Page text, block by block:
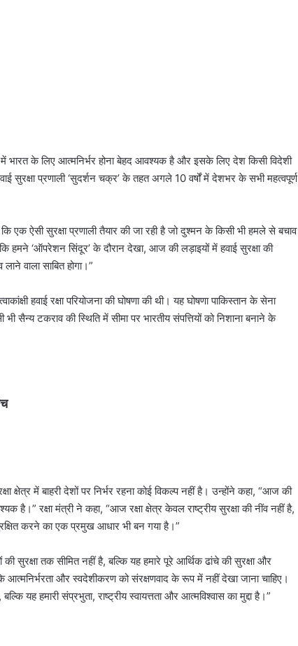
में भारत के लिए आत्मनिर्भर होना बेहद आवश्यक है और इसके लिए देश किसी विदेशी
सुरक्षा प्रणाली ‘सुदर्शन चक्र’ के तहत अगले 10 वर्षों में देशभर के सभी महत्वपूर्ण
ऐसी सुरक्षा प्रणाली तैयार की जा रही है जो दुश्मन के किसी भी हमले से बचाव
हमने ‘ऑपरेशन सिंदूर’ के दौरान देखा, आज की लड़ाइयों में हवाई सुरक्षा की
वाला साबित होगा।”
हवाई रक्षा परियोजना की घोषणा की थी। यह घोषणा पाकिस्तान के सेना
सैन्य टकराव की स्थिति में सीमा पर भारतीय संपत्तियों को निशाना बनाने के
क्षेत्र में बाहरी देशों पर निर्भर रहना कोई विकल्प नहीं है। उन्होंने कहा, “आज की
है।” रक्षा मंत्री ने कहा, “आज रक्षा क्षेत्र केवल राष्ट्रीय सुरक्षा की नींव नहीं है,
करने का एक प्रमुख आधार भी बन गया है।”
सुरक्षा तक सीमित नहीं है, बल्कि यह हमारे पूरे आर्थिक ढांचे की सुरक्षा और
कि आत्मनिर्भरता और स्वदेशीकरण को संरक्षणवाद के रूप में नहीं देखा जाना चाहिए।
यह हमारी संप्रभुता, राष्ट्रीय स्वायत्तता और आत्मविश्वास का मुद्दा है।”